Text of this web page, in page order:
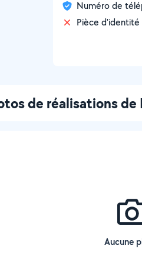
Numéro de
Pièce d'identité
de réalisations
Aucune